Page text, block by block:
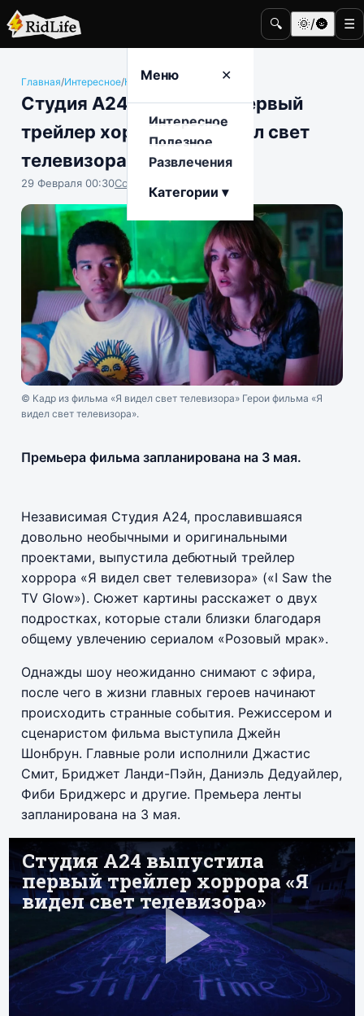
🔍 🌞/🌚 ☰
Меню ✕
Интересное
Полезное
Развлечения
Категории ▾
Главная/Интересное/Кино и телевидение
Студия A24 выпустила первый
трейлер хоррора «Я видел свет
телевизора»
29 Февраля 00:30София Насыпова
© Кадр из фильма «Я видел свет телевизора» Герои фильма «Я
видел свет телевизора».
Премьера фильма запланирована на 3 мая.
Независимая Студия A24, прославившаяся
довольно необычными и оригинальными
проектами, выпустила дебютный трейлер
хоррора «Я видел свет телевизора» («I Saw the
TV Glow»). Сюжет картины расскажет о двух
подростках, которые стали близки благодаря
общему увлечению сериалом «Розовый мрак».
Однажды шоу неожиданно снимают с эфира,
после чего в жизни главных героев начинают
происходить странные события. Режиссером и
сценаристом фильма выступила Джейн
Шонбрун. Главные роли исполнили Джастис
Смит, Бриджет Ланди-Пэйн, Даниэль Дедуайлер,
Фиби Бриджерс и другие. Премьера ленты
запланирована на 3 мая.